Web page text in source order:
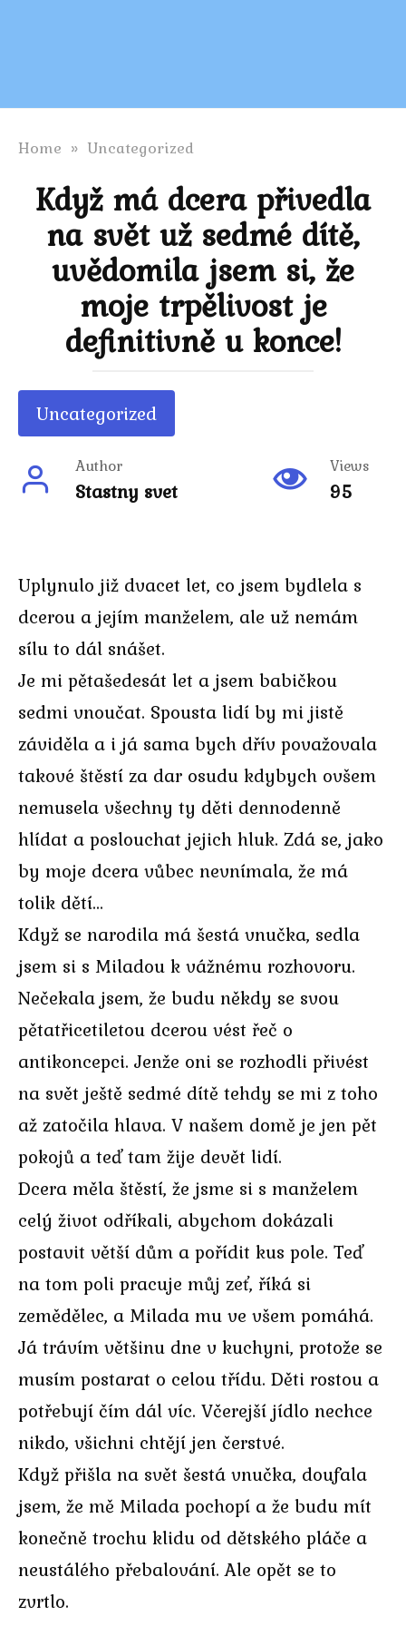
Home » Uncategorized
Když má dcera přivedla
na svět už sedmé dítě,
uvědomila jsem si, že
moje trpělivost je
definitivně u konce!
Uncategorized
Author
Stastny svet
Views
95
Uplynulo již dvacet let, co jsem bydlela s
dcerou a jejím manželem, ale už nemám
sílu to dál snášet.
Je mi pětašedesát let a jsem babičkou
sedmi vnoučat. Spousta lidí by mi jistě
záviděla a i já sama bych dřív považovala
takové štěstí za dar osudu kdybych ovšem
nemusela všechny ty děti dennodenně
hlídat a poslouchat jejich hluk. Zdá se, jako
by moje dcera vůbec nevnímala, že má
tolik dětí…
Když se narodila má šestá vnučka, sedla
jsem si s Miladou k vážnému rozhovoru.
Nečekala jsem, že budu někdy se svou
pětatřicetiletou dcerou vést řeč o
antikoncepci. Jenže oni se rozhodli přivést
na svět ještě sedmé dítě tehdy se mi z toho
až zatočila hlava. V našem domě je jen pět
pokojů a teď tam žije devět lidí.
Dcera měla štěstí, že jsme si s manželem
celý život odříkali, abychom dokázali
postavit větší dům a pořídit kus pole. Teď
na tom poli pracuje můj zeť, říká si
zemědělec, a Milada mu ve všem pomáhá.
Já trávím většinu dne v kuchyni, protože se
musím postarat o celou třídu. Děti rostou a
potřebují čím dál víc. Včerejší jídlo nechce
nikdo, všichni chtějí jen čerstvé.
Když přišla na svět šestá vnučka, doufala
jsem, že mě Milada pochopí a že budu mít
konečně trochu klidu od dětského pláče a
neustálého přebalování. Ale opět se to
zvrtlo.